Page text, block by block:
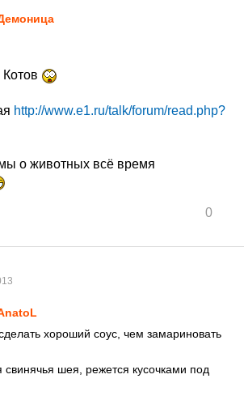
Котов
http://www.e1.ru/talk/forum/read.php?
о животных всё время
0
хороший соус, чем замариновать
свинячья шея, режется кусочками под